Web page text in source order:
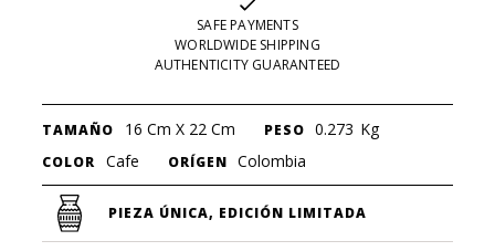
SAFE PAYMENTS
WORLDWIDE SHIPPING
AUTHENTICITY GUARANTEED
TAMAÑO 16 Cm X 22 Cm PESO 0.273 Kg
COLOR Cafe ORÍGEN Colombia
PIEZA ÚNICA, EDICIÓN LIMITADA